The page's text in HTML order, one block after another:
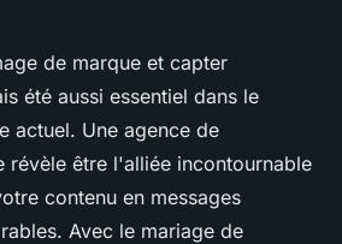
de marque et capter
été aussi essentiel dans le
actuel. Une agence de
révèle être l'alliée incontournable
contenu en messages
Avec le mariage de